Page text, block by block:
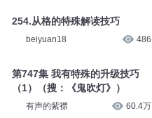
254.从格的特殊解读技巧
beiyuan18 486
第747集 我有特殊的升级技巧
（1）（搜：《鬼吹灯》）
有声的紫襟 60.4万